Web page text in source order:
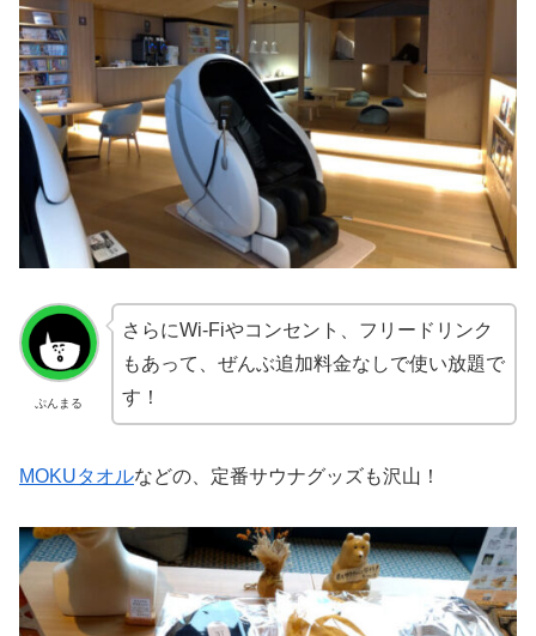
ぷんまる
さらにWi-Fiやコンセント、フリードリンク
もあって、ぜんぶ追加料金なしで使い放題で
す！
MOKUタオルなどの、定番サウナグッズも沢山！